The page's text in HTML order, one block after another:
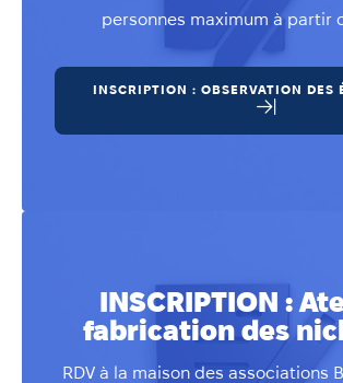
personnes maximum à partir
INSCRIPTION : OBSERVATION DES
INSCRIPTION :
fabrication des
RDV à la maison des associations